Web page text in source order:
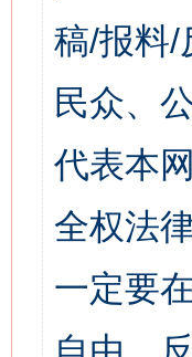
稿/报料/
民众、
代表本
全权法
一定要